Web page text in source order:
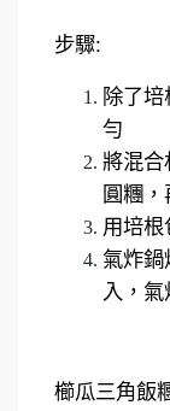
步驟:
除了
勻
將混合
圓糰
用培
氣炸鍋
入，氣
櫛瓜三角飯